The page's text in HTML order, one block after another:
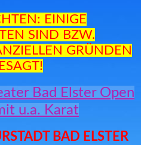
EINIGE
SIND BZW.
GRÜNDEN
Bad Elster Open
u.a. Karat
BAD ELSTER